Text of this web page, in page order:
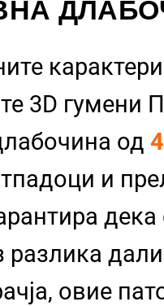
3D гумени
од
и
разлика
овие